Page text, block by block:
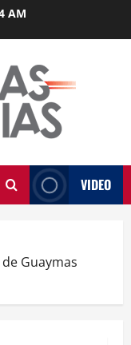
AM
VIDEO
Guaymas